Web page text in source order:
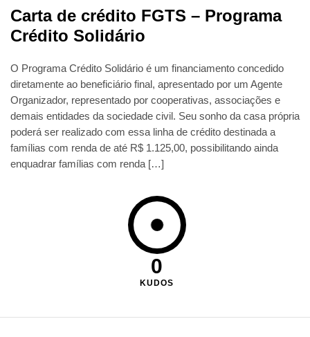
Carta de crédito FGTS – Programa
Crédito Solidário
O Programa Crédito Solidário é um financiamento concedido
diretamente ao beneficiário final, apresentado por um Agente
Organizador, representado por cooperativas, associações e
demais entidades da sociedade civil. Seu sonho da casa própria
poderá ser realizado com essa linha de crédito destinada a
famílias com renda de até R$ 1.125,00, possibilitando ainda
enquadrar famílias com renda […]
0
KUDOS